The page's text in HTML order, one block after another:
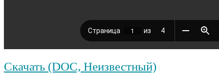
Скачать (DOC, Неизвестный)